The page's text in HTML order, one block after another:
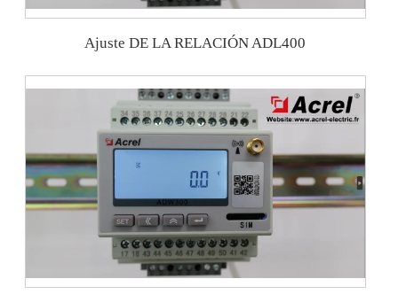
Ajuste DE LA RELACIÓN ADL400